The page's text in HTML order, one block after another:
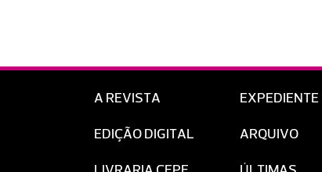
A REVISTA
EDIÇÃO DIGITAL
EXPEDIENTE
ARQUIVO